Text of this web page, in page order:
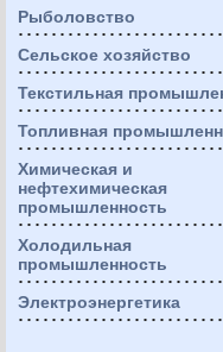
Рыболовство
Сельское хозяйство
Текстильная
Топливная
Химическая и
нефтехимическая
промышленность
Холодильная
промышленность
Электроэнергетика